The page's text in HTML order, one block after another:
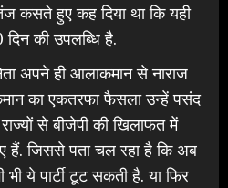
कसते हुए कह दिया था कि यही
दिन की उपलब्धि है.
अपने ही आलाकमान से नाराज
का एकतरफा फैसला उन्हें पसंद
से बीजेपी की खिलाफत में
जिससे पता चल रहा है कि अब
ये पार्टी टूट सकती है. या फिर